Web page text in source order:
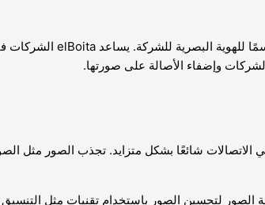
وإضفاء الأصالة على صورتها.
الاتصالات شائعًا بشكل متزايد. تجذب الصور مثل